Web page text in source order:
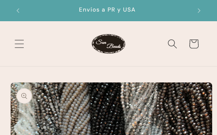
Skip to
content
Envíos a PR y USA
Cart
Skip to
product
information